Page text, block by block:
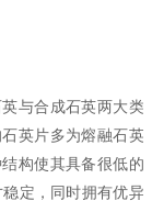
与合成石英两大类
英片多为熔融石英
构使其具备很低的
定，同时拥有优异